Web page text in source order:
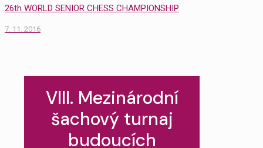
26th WORLD SENIOR CHESS CHAMPIONSHIP
7. 11. 2016
VIII. Mezinárodní
šachový turnaj
budoucích